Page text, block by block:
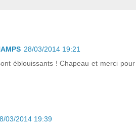
28/03/2014 19:21
éblouissants ! Chapeau et merci pour
03/2014 19:39